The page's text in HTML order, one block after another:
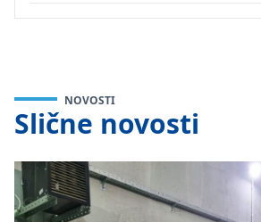
NOVOSTI
Slične novosti